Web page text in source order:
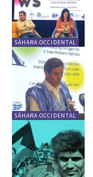
SÁHARA OCCIDENTAL
SÁHARA OCCIDENTAL